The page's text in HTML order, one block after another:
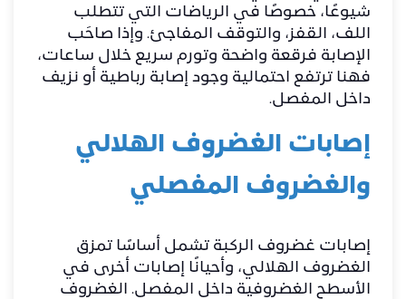
شيوعًا، خصوصًا في الرياضات التي تتطلب
اللف، القفز، والتوقف المفاجئ. وإذا صاحَب
الإصابة فرقعة واضحة وتورم سريع خلال ساعات،
فهنا ترتفع احتمالية وجود إصابة رباطية أو نزيف
داخل المفصل.
إصابات الغضروف الهلالي
والغضروف المفصلي
إصابات غضروف الركبة تشمل أساسًا تمزق
الغضروف الهلالي، وأحيانًا إصابات أخرى في
الأسطح الغضروفية داخل المفصل. الغضروف